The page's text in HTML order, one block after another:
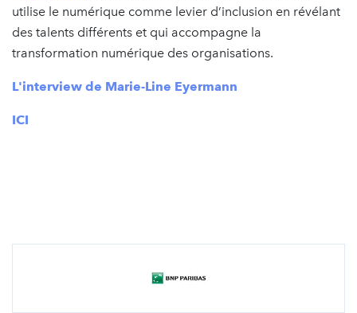
utilise le numérique comme levier d’inclusion en révélant
des talents différents et qui accompagne la
transformation numérique des organisations.
L'interview de Marie-Line Eyermann
ICI